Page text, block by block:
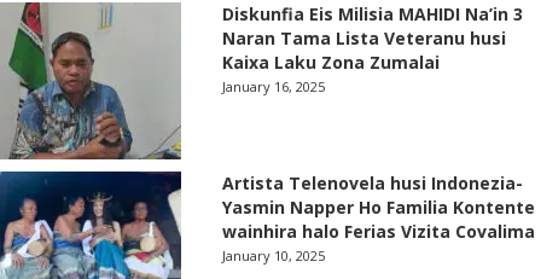
Diskunfia Eis Milisia MAHIDI Na’in 3
Naran Tama Lista Veteranu husi
Kaixa Laku Zona Zumalai
January 16, 2025
Artista Telenovela husi Indonezia-
Yasmin Napper Ho Familia Kontente
wainhira halo Ferias Vizita Covalima
January 10, 2025